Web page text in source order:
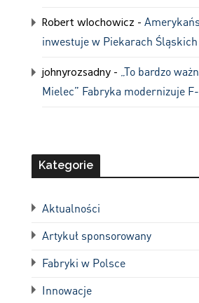
Robert wlochowicz -
inwestuje w Piekarach Śląskich
johnyrozsadny- „To bardzo
Mielec” Fabryka modernizuje
Kategorie
Aktualności
Artykuł sponsorowany
Fabryki w Polsce
Innowacje